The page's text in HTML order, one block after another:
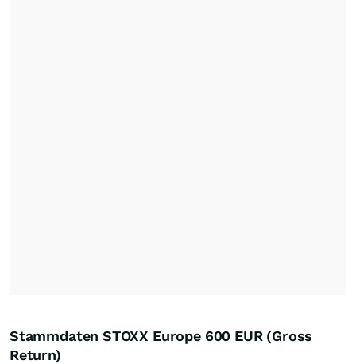
Stammdaten STOXX Europe 600 EUR (Gross
Return)